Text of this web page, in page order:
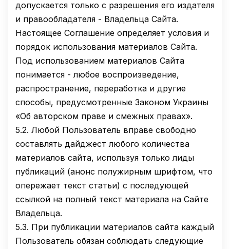
допускается только с разрешения его издателя
и правообладателя - Владельца Сайта.
Настоящее Соглашение определяет условия и
порядок использования материалов Сайта.
Под использованием материалов Сайта
понимается - любое воспроизведение,
распространение, переработка и другие
способы, предусмотренные Законом Украины
«Об авторском праве и смежных правах».
5.2. Любой Пользователь вправе свободно
составлять дайджест любого количества
материалов сайта, используя только лиды
публикаций (анонс полужирным шрифтом, что
опережает текст статьи) с последующей
ссылкой на полный текст материала на Сайте
Владельца.
5.3. При публикации материалов сайта каждый
Пользователь обязан соблюдать следующие